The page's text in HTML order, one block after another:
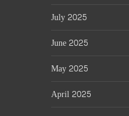
July 2025
June 2025
May 2025
April 2025